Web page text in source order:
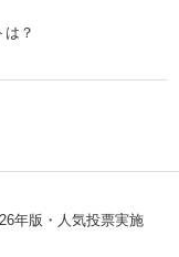
？
年版・人気投票実施